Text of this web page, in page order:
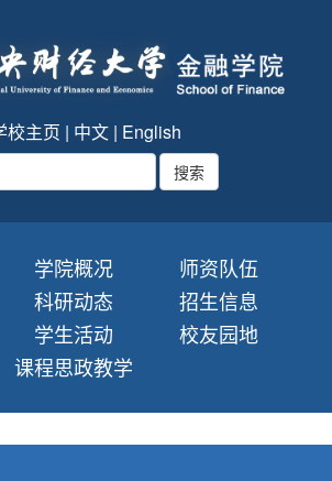
校主页 | 中文 | English
学院概况
师资队伍
科研动态
招生信息
学生活动
校友园地
课程思政教学